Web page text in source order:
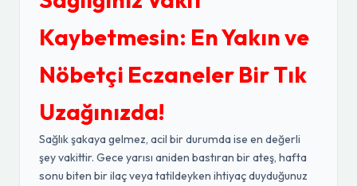
Kaybetmesin: En Yakın ve
Nöbetçi Eczaneler Bir Tık
Uzağınızda!
Sağlık şakaya gelmez, acil bir durumda ise en değerli
şey vakittir. Gece yarısı aniden bastıran bir ateş, hafta
sonu biten bir ilaç veya tatildeyken ihtiyaç duyduğunuz